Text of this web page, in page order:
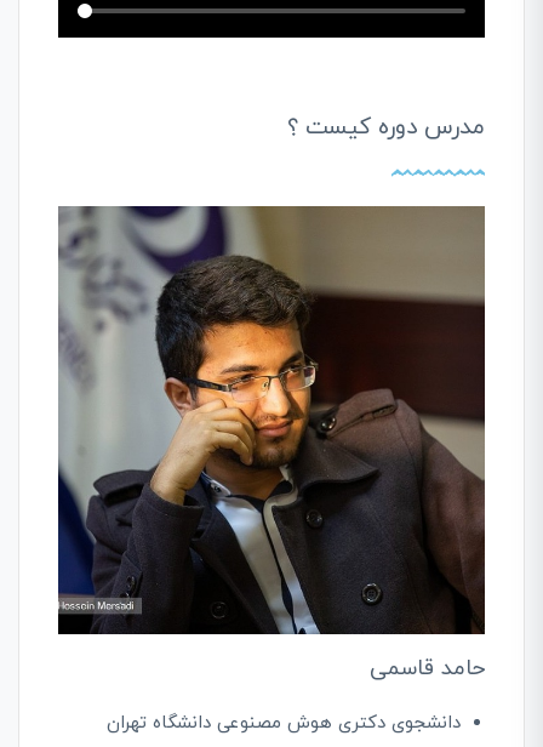
مدرس دوره کیست ؟
حامد قاسمی
دانشجوی دکتری هوش مصنوعی دانشگاه تهران